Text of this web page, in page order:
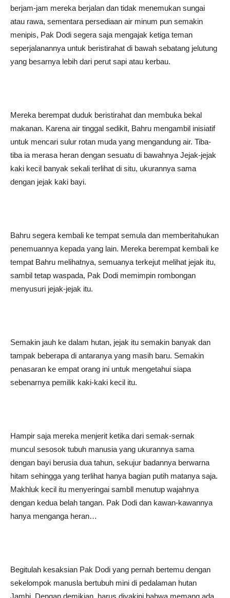
berjam-jam mereka berjalan dan tidak menemukan sungai
atau rawa, sementara persediaan air minum pun semakin
menipis, Pak Dodi segera saja mengajak ketiga teman
seperjalanannya untuk beristirahat di bawah sebatang jelutung
yang besarnya lebih dari perut sapi atau kerbau.
Mereka berempat duduk beristirahat dan membuka bekal
makanan. Karena air tinggal sedikit, Bahru mengambil inisiatif
untuk mencari sulur rotan muda yang mengandung air. Tiba-
tiba ia merasa heran dengan sesuatu di bawahnya Jejak-jejak
kaki kecil banyak sekali terlihat di situ, ukurannya sama
dengan jejak kaki bayi.
Bahru segera kembali ke tempat semula dan memberitahukan
penemuannya kepada yang lain. Mereka berempat kembali ke
tempat Bahru melihatnya, semuanya terkejut melihat jejak itu,
sambil tetap waspada, Pak Dodi memimpin rombongan
menyusuri jejak-jejak itu.
Semakin jauh ke dalam hutan, jejak itu semakin banyak dan
tampak beberapa di antaranya yang masih baru. Semakin
penasaran ke empat orang ini untuk mengetahui siapa
sebenarnya pemilik kaki-kaki kecil itu.
Hampir saja mereka menjerit ketika dari semak-sernak
muncul sesosok tubuh manusia yang ukurannya sama
dengan bayi berusia dua tahun, sekujur badannya berwarna
hitam sehingga yang terlihat hanya bagian putih matanya saja.
Makhluk kecil itu menyeringai sambll menutup wajahnya
dengan kedua belah tangan. Pak Dodi dan kawan-kawannya
hanya menganga heran…
Begitulah kesaksian Pak Dodi yang pernah bertemu dengan
sekelompok manusla bertubuh mini di pedalaman hutan
Jambi. Dengan demikian, harus diyakini bahwa memang ada